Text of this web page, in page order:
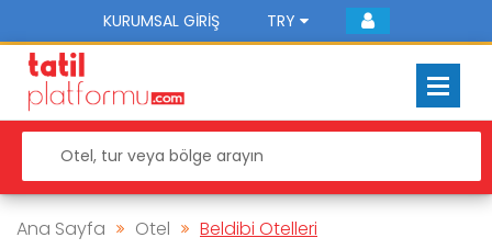
KURUMSAL GIRIŞ TRY
Ana Sayfa Otel Beldibi Otelleri